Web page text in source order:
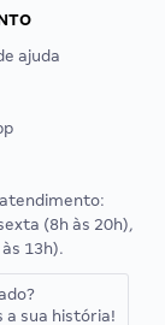
ajuda
(8h às 20h),
13h).
a sua história!